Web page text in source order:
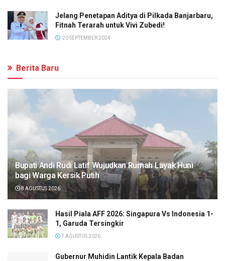
Jelang Penetapan Aditya di Pilkada Banjarbaru,
Fitnah Terarah untuk Vivi Zubedi!
20 SEPTEMBER 2024
Berita Baru
Bupati Andi Rudi Latif Wujudkan Rumah Layak Huni
bagi Warga Kersik Putih
8 AGUSTUS 2026
Hasil Piala AFF 2026: Singapura Vs Indonesia 1-
1, Garuda Tersingkir
7 AGUSTUS 2026
Gubernur Muhidin Lantik Kepala Badan